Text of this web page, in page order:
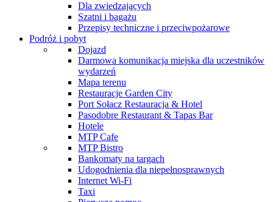
Dla zwiedzających
Szatni i bagażu
Przepisy techniczne i przeciwpożarowe
Podróż i pobyt
Dojazd
Darmowa komunikacja miejska dla uczestników
wydarzeń
Mapa terenu
Restauracje Garden City
Port Sołacz Restauracja & Hotel
Pasodobre Restaurant & Tapas Bar
Hotele
MTP Cafe
MTP Bistro
Bankomaty na targach
Udogodnienia dla niepełnosprawnych
Internet Wi-Fi
Taxi